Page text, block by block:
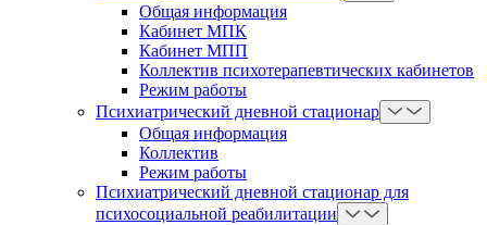
Общая информация
Кабинет МПК
Кабинет МПП
Коллектив психотерапевтических кабинетов
Режим работы
Психиатрический дневной стационар
Общая информация
Коллектив
Режим работы
Психиатрический дневной стационар для
психосоциальной реабилитации